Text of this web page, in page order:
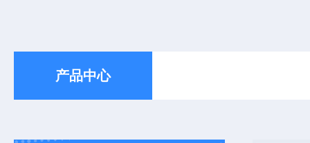
产品中心